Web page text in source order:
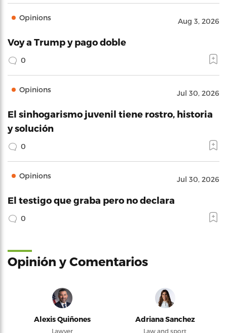
Opinions Aug 3, 2026
Voy a Trump y pago doble
0
Opinions Jul 30, 2026
El sinhogarismo juvenil tiene rostro, historia
y solución
0
Opinions Jul 30, 2026
El testigo que graba pero no declara
0
Opinión y Comentarios
Alexis Quiñones
Lawyer
Adriana Sanchez
Law and sport